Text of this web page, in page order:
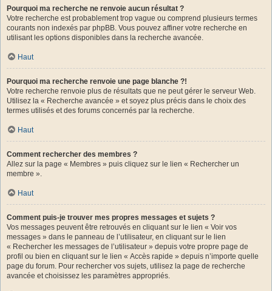
Pourquoi ma recherche ne renvoie aucun résultat ?
Votre recherche est probablement trop vague ou comprend plusieurs termes
courants non indexés par phpBB. Vous pouvez affiner votre recherche en
utilisant les options disponibles dans la recherche avancée.
Haut
Pourquoi ma recherche renvoie une page blanche ?!
Votre recherche renvoie plus de résultats que ne peut gérer le serveur Web.
Utilisez la « Recherche avancée » et soyez plus précis dans le choix des
termes utilisés et des forums concernés par la recherche.
Haut
Comment rechercher des membres ?
Allez sur la page « Membres » puis cliquez sur le lien « Rechercher un
membre ».
Haut
Comment puis-je trouver mes propres messages et sujets ?
Vos messages peuvent être retrouvés en cliquant sur le lien « Voir vos
messages » dans le panneau de l’utilisateur, en cliquant sur le lien
« Rechercher les messages de l’utilisateur » depuis votre propre page de
profil ou bien en cliquant sur le lien « Accès rapide » depuis n’importe quelle
page du forum. Pour rechercher vos sujets, utilisez la page de recherche
avancée et choisissez les paramètres appropriés.